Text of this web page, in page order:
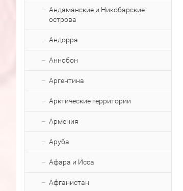
Андаманские и Никобарские
острова
Андорра
Аннобон
Аргентина
Арктические территории
Армения
Аруба
Афара и Исса
Афганистан